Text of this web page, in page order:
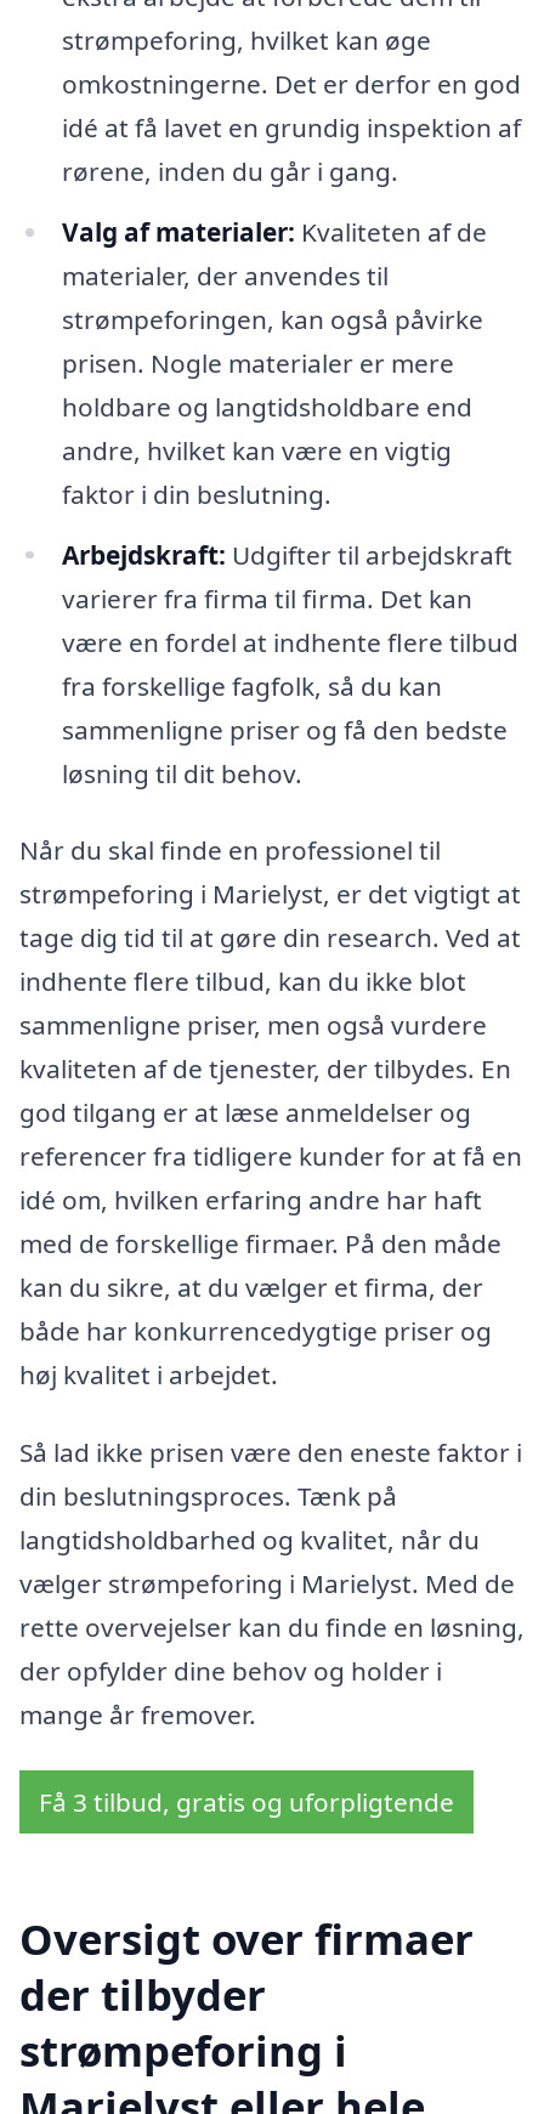
strømpeforing, hvilket kan øge
omkostningerne. Det er derfor en god
idé at få lavet en grundig inspektion af
rørene, inden du går i gang.
Valg af materialer: Kvaliteten af de
materialer, der anvendes til
strømpeforingen, kan også påvirke
prisen. Nogle materialer er mere
holdbare og langtidsholdbare end
andre, hvilket kan være en vigtig
faktor i din beslutning.
Arbejdskraft: Udgifter til arbejdskraft
varierer fra firma til firma. Det kan
være en fordel at indhente flere tilbud
fra forskellige fagfolk, så du kan
sammenligne priser og få den bedste
løsning til dit behov.
Når du skal finde en professionel til
strømpeforing i Marielyst, er det vigtigt at
tage dig tid til at gøre din research. Ved at
indhente flere tilbud, kan du ikke blot
sammenligne priser, men også vurdere
kvaliteten af de tjenester, der tilbydes. En
god tilgang er at læse anmeldelser og
referencer fra tidligere kunder for at få en
idé om, hvilken erfaring andre har haft
med de forskellige firmaer. På den måde
kan du sikre, at du vælger et firma, der
både har konkurrencedygtige priser og
høj kvalitet i arbejdet.
Så lad ikke prisen være den eneste faktor i
din beslutningsproces. Tænk på
langtidsholdbarhed og kvalitet, når du
vælger strømpeforing i Marielyst. Med de
rette overvejelser kan du finde en løsning,
der opfylder dine behov og holder i
mange år fremover.
Få 3 tilbud, gratis og uforpligtende
Oversigt over firmaer
der tilbyder
strømpeforing i